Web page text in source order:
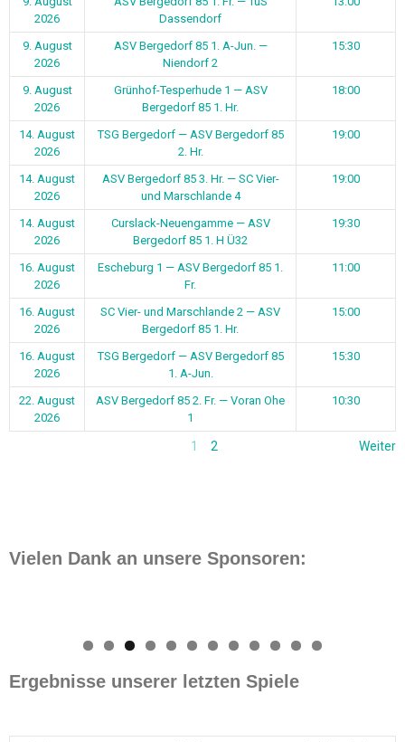
2026
Dassendorf
9. August
2026
ASV Bergedorf 85 1. A-Jun. —
Niendorf 2
15:30
9. August
2026
Grünhof-Tesperhude 1 — ASV
Bergedorf 85 1. Hr.
18:00
14. August
2026
TSG Bergedorf — ASV Bergedorf 85
2. Hr.
19:00
14. August
2026
ASV Bergedorf 85 3. Hr. — SC Vier-
und Marschlande 4
19:00
14. August
2026
Curslack-Neuengamme — ASV
Bergedorf 85 1. H Ü32
19:30
16. August
2026
Escheburg 1 — ASV Bergedorf 85 1.
Fr.
11:00
16. August
2026
SC Vier- und Marschlande 2 — ASV
Bergedorf 85 1. Hr.
15:00
16. August
2026
TSG Bergedorf — ASV Bergedorf 85
1. A-Jun.
15:30
22. August
2026
ASV Bergedorf 85 2. Fr. — Voran Ohe
1
10:30
1 2 Weiter
Vielen Dank an unsere Sponsoren:
0 1 2
Ergebnisse unserer letzten Spiele